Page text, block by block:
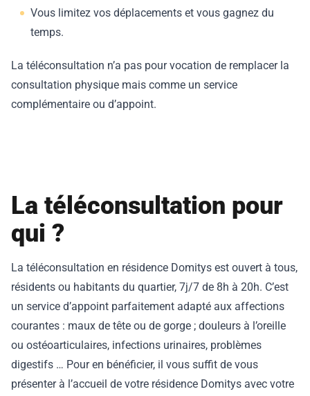
Vous limitez vos déplacements et vous gagnez du
temps.
La téléconsultation n’a pas pour vocation de remplacer la
consultation physique mais comme un service
complémentaire ou d’appoint.
La téléconsultation pour
qui ?
La téléconsultation en résidence Domitys est ouvert à tous,
résidents ou habitants du quartier, 7j/7 de 8h à 20h. C’est
un service d’appoint parfaitement adapté aux affections
courantes : maux de tête ou de gorge ; douleurs à l’oreille
ou ostéoarticulaires, infections urinaires, problèmes
digestifs … Pour en bénéficier, il vous suffit de vous
présenter à l’accueil de votre résidence Domitys avec votre